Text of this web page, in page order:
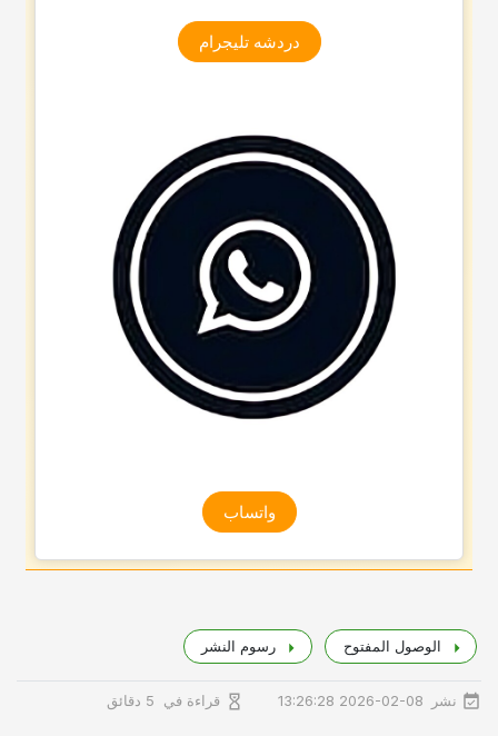
دردشه تلیجرام
واتساب
الوصول المفتوح رسوم النشر
نشر 2026-02-08 13:26:28 قراءة في 5 دقائق